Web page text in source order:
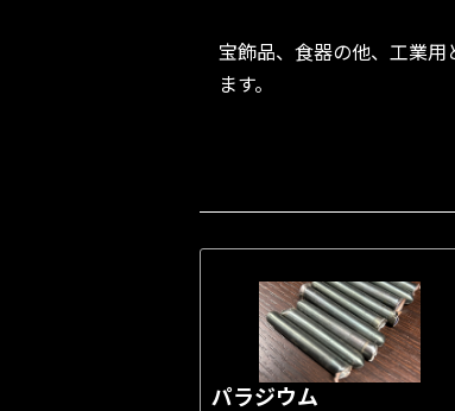
宝飾品、食器の他、工業
ます。
パラジウム